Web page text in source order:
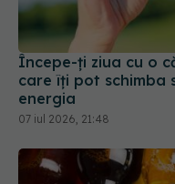
Începe-ți ziua cu o
care îți pot schimba
energia
07 iul 2026, 21:48